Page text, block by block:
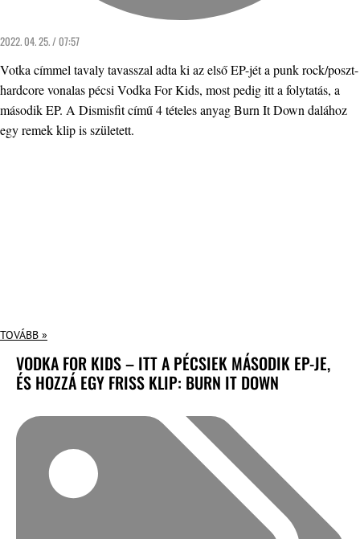
2022. 04. 25. / 07:57
Votka címmel tavaly tavasszal adta ki az első EP-jét a punk rock/poszt-
hardcore vonalas pécsi Vodka For Kids, most pedig itt a folytatás, a
második EP. A Dismisfit című 4 tételes anyag Burn It Down dalához
egy remek klip is született.
TOVÁBB »
VODKA FOR KIDS – ITT A PÉCSIEK MÁSODIK EP-JE,
ÉS HOZZÁ EGY FRISS KLIP: BURN IT DOWN